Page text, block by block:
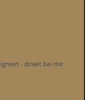
- direkt bei mir